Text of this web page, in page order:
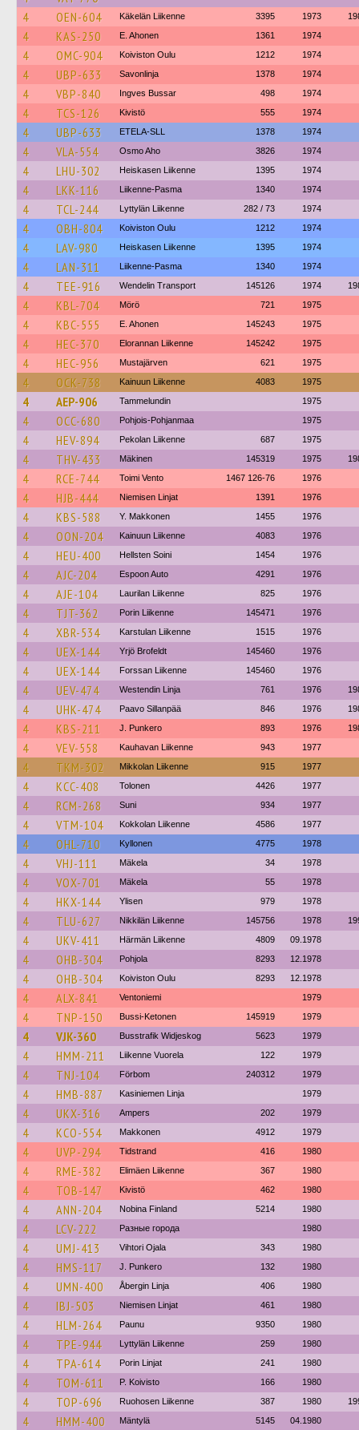
4 OEN-604 Käkelän Liikenne 3395 1973
4 KAS-250 E. Ahonen 1361 1974
4 OMC-904 Koiviston Oulu 1212 1974
4 UBP-633 Savonlinja 1378 1974
4 VBP-840 Ingves Bussar 498 1974
4 TCS-126 Kivistö 555 1974
4 UBP-633 ETELA-SLL 1378 1974
4 VLA-554 Osmo Aho 3826 1974
4 LHU-302 Heiskasen Liikenne 1395 1974
4 LKK-116 Liikenne-Pasma 1340 1974
4 TCL-244 Lyttylän Liikenne 282 / 73 1974
4 OBH-804 Koiviston Oulu 1212 1974
4 LAV-980 Heiskasen Liikenne 1395 1974
4 LAN-311 Liikenne-Pasma 1340 1974
4 TEE-916 Wendelin Transport 145126 1974
4 KBL-704 Mörö 721 1975
4 KBC-555 E. Ahonen 145243 1975
4 HEC-370 Elorannan Liikenne 145242 1975
4 HEC-956 Mustajärven 621 1975
4 OCK-738 Kainuun Liikenne 4083 1975
4 AEP-906 Tammelundin 1975
4 OCC-680 Pohjois-Pohjanmaa 1975
4 HEV-894 Pekolan Liikenne 687 1975
4 THV-433 Mäkinen 145319 1975
4 RCE-744 Toimi Vento 1467 126-76 1976
4 HJB-444 Niemisen Linjat 1391 1976
4 KBS-588 Y. Makkonen 1455 1976
4 OON-204 Kainuun Liikenne 4083 1976
4 HEU-400 Hellsten Soini 1454 1976
4 AJC-204 Espoon Auto 4291 1976
4 AJE-104 Laurilan Liikenne 825 1976
4 TJT-362 Porin Liikenne 145471 1976
4 XBR-534 Karstulan Liikenne 1515 1976
4 UEX-144 Yrjö Brofeldt 145460 1976
4 UEX-144 Forssan Liikenne 145460 1976
4 UEV-474 Westendin Linja 761 1976
4 UHK-474 Paavo Sillanpää 846 1976
4 KBS-211 J. Punkero 893 1976
4 VEV-558 Kauhavan Liikenne 943 1977
4 TKM-302 Mikkolan Liikenne 915 1977
4 KCC-408 Tolonen 4426 1977
4 RCM-268 Suni 934 1977
4 VTM-104 Kokkolan Liikenne 4586 1977
4 OHL-710 Kyllonen 4775 1978
4 VHJ-111 Mäkela 34 1978
4 VOX-701 Mäkela 55 1978
4 HKX-144 Ylisen 979 1978
4 TLU-627 Nikkilän Liikenne 145756 1978
4 UKV-411 Härmän Liikenne 4809 09.1978
4 OHB-304 Pohjola 8293 12.1978
4 OHB-304 Koiviston Oulu 8293 12.1978
4 ALX-841 Ventoniemi 1979
4 TNP-150 Bussi-Ketonen 145919 1979
4 VJK-360 Busstrafik Widjeskog 5623 1979
4 HMM-211 Liikenne Vuorela 122 1979
4 TNJ-104 Förbom 240312 1979
4 HMB-887 Kasiniemen Linja 1979
4 UKX-316 Ampers 202 1979
4 KCO-554 Makkonen 4912 1979
4 UVP-294 Tidstrand 416 1980
4 RME-382 Elimäen Liikenne 367 1980
4 TOB-147 Kivistö 462 1980
4 ANN-204 Nobina Finland 5214 1980
4 LCV-222 Разные города 1980
4 UMJ-413 Vihtori Ojala 343 1980
4 HMS-117 J. Punkero 132 1980
4 UMN-400 Åbergin Linja 406 1980
4 IBJ-503 Niemisen Linjat 461 1980
4 HLM-264 Paunu 9350 1980
4 TPE-944 Lyttylän Liikenne 259 1980
4 TPA-614 Porin Linjat 241 1980
4 TOM-611 P. Koivisto 166 1980
4 TOP-696 Ruohosen Liikenne 387 1980
4 HMM-400 Mäntylä 5145 04.1980